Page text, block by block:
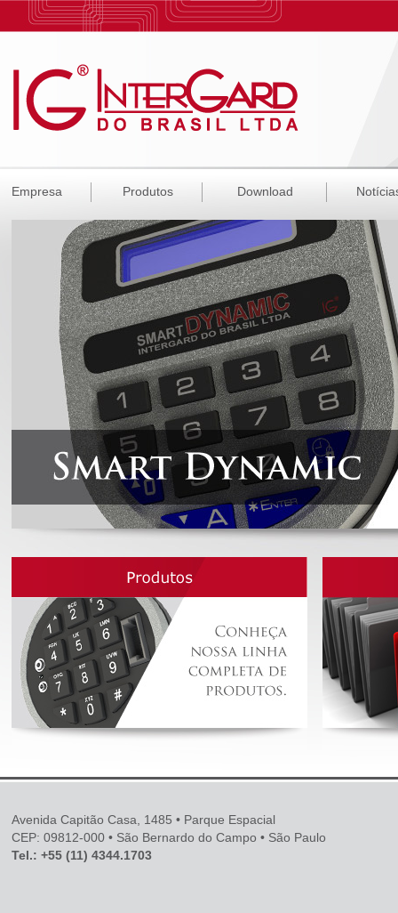
Empresa Produtos Download
Avenida Capitão Casa, 1485 • Parque Espacial
CEP: 09812-000 • São Bernardo do Campo • São Paulo
Tel.: +55 (11) 4344.1703